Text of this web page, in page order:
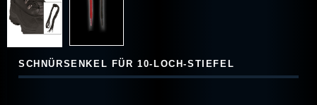
SCHNÜRSENKEL FÜR 10-LOCH-STIEFEL